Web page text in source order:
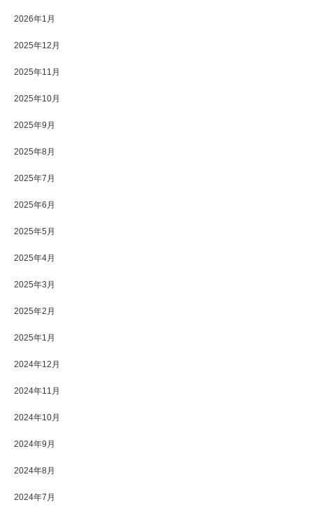
2026年1月
2025年12月
2025年11月
2025年10月
2025年9月
2025年8月
2025年7月
2025年6月
2025年5月
2025年4月
2025年3月
2025年2月
2025年1月
2024年12月
2024年11月
2024年10月
2024年9月
2024年8月
2024年7月